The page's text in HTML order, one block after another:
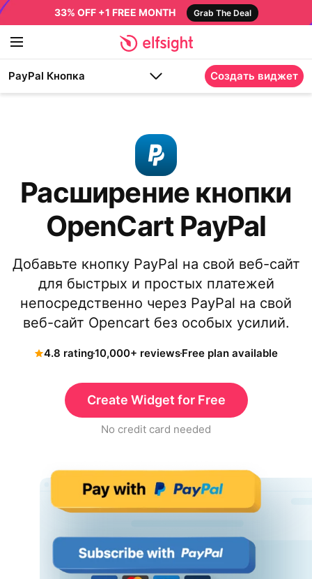
33% OFF +1 FREE MONTH Grab The Deal
PayPal Кнопка Создать виджет
Расширение кнопки
OpenCart PayPal
Добавьте кнопку PayPal на свой веб-сайт
для быстрых и простых платежей
непосредственно через PayPal на свой
веб-сайт Opencart без особых усилий.
4.8 rating10,000+ reviewsFree plan available
Create Widget for Free
No credit card needed